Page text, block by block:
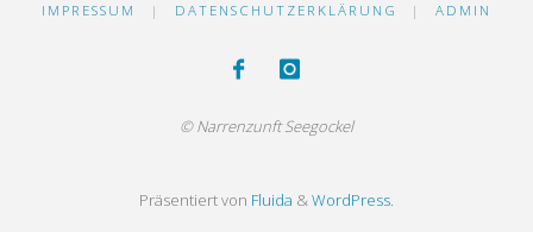
IMPRESSUM | DATENSCHUTZERKLÄRUNG | ADMIN
© Narrenzunft Seegockel
Präsentiert von Fluida &WordPress.